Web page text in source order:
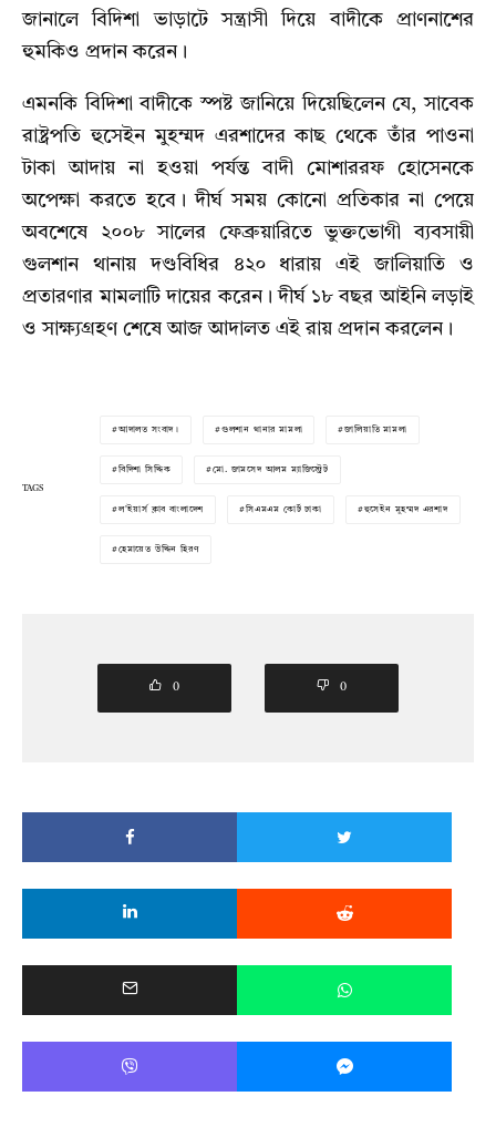
জানালে বিদিশা ভাড়াটে সন্ত্রাসী দিয়ে বাদীকে প্রাণনাশের
হুমকিও প্রদান করেন।
এমনকি বিদিশা বাদীকে স্পষ্ট জানিয়ে দিয়েছিলেন যে, সাবেক
রাষ্ট্রপতি হুসেইন মুহম্মদ এরশাদের কাছ থেকে তাঁর পাওনা
টাকা আদায় না হওয়া পর্যন্ত বাদী মোশাররফ হোসেনকে
অপেক্ষা করতে হবে। দীর্ঘ সময় কোনো প্রতিকার না পেয়ে
অবশেষে ২০০৮ সালের ফেব্রুয়ারিতে ভুক্তভোগী ব্যবসায়ী
গুলশান থানায় দণ্ডবিধির ৪২০ ধারায় এই জালিয়াতি ও
প্রতারণার মামলাটি দায়ের করেন। দীর্ঘ ১৮ বছর আইনি লড়াই
ও সাক্ষ্যগ্রহণ শেষে আজ আদালত এই রায় প্রদান করলেন।
TAGS
আদালত সংবাদ। গুলশান থানার মামলা জালিয়াতি মামলা
বিদিশা সিদ্দিক মো. জামসেদ আলম ম্যাজিস্ট্রেট
ল'ইয়ার্স ক্লাব বাংলাদেশ সিএমএম কোর্ট ঢাকা হুসেইন মুহম্মদ এরশাদ
হেমায়েত উদ্দিন হিরণ
0 0